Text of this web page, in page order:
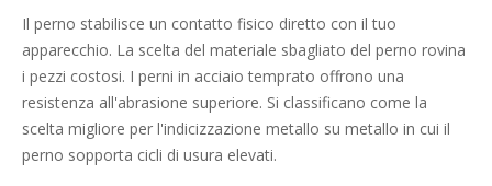
Il perno stabilisce un contatto fisico diretto con il tuo
apparecchio. La scelta del materiale sbagliato del perno rovina
i pezzi costosi. I perni in acciaio temprato offrono una
resistenza all'abrasione superiore. Si classificano come la
scelta migliore per l'indicizzazione metallo su metallo in cui il
perno sopporta cicli di usura elevati.